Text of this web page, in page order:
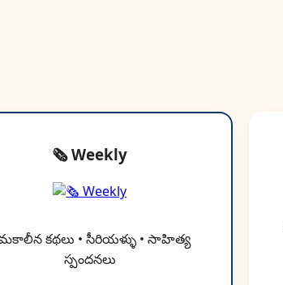
🗞 Weekly
కథలు • సీరియళ్ళు • సాహిత్య
స్పందనలు